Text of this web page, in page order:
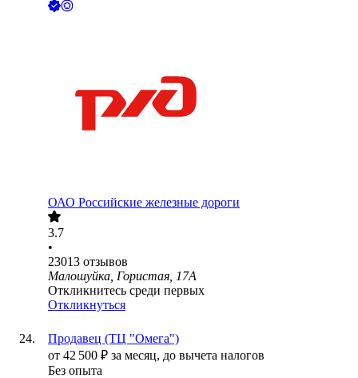
ОАО Российские железные дороги
3.7
•
23013 отзывов
Малошуйка, Гористая, 17А
Откликнитесь среди первых
Откликнуться
Продавец (ТЦ "Омега")
от 42 500 ₽ за месяц, до вычета налогов
Без опыта